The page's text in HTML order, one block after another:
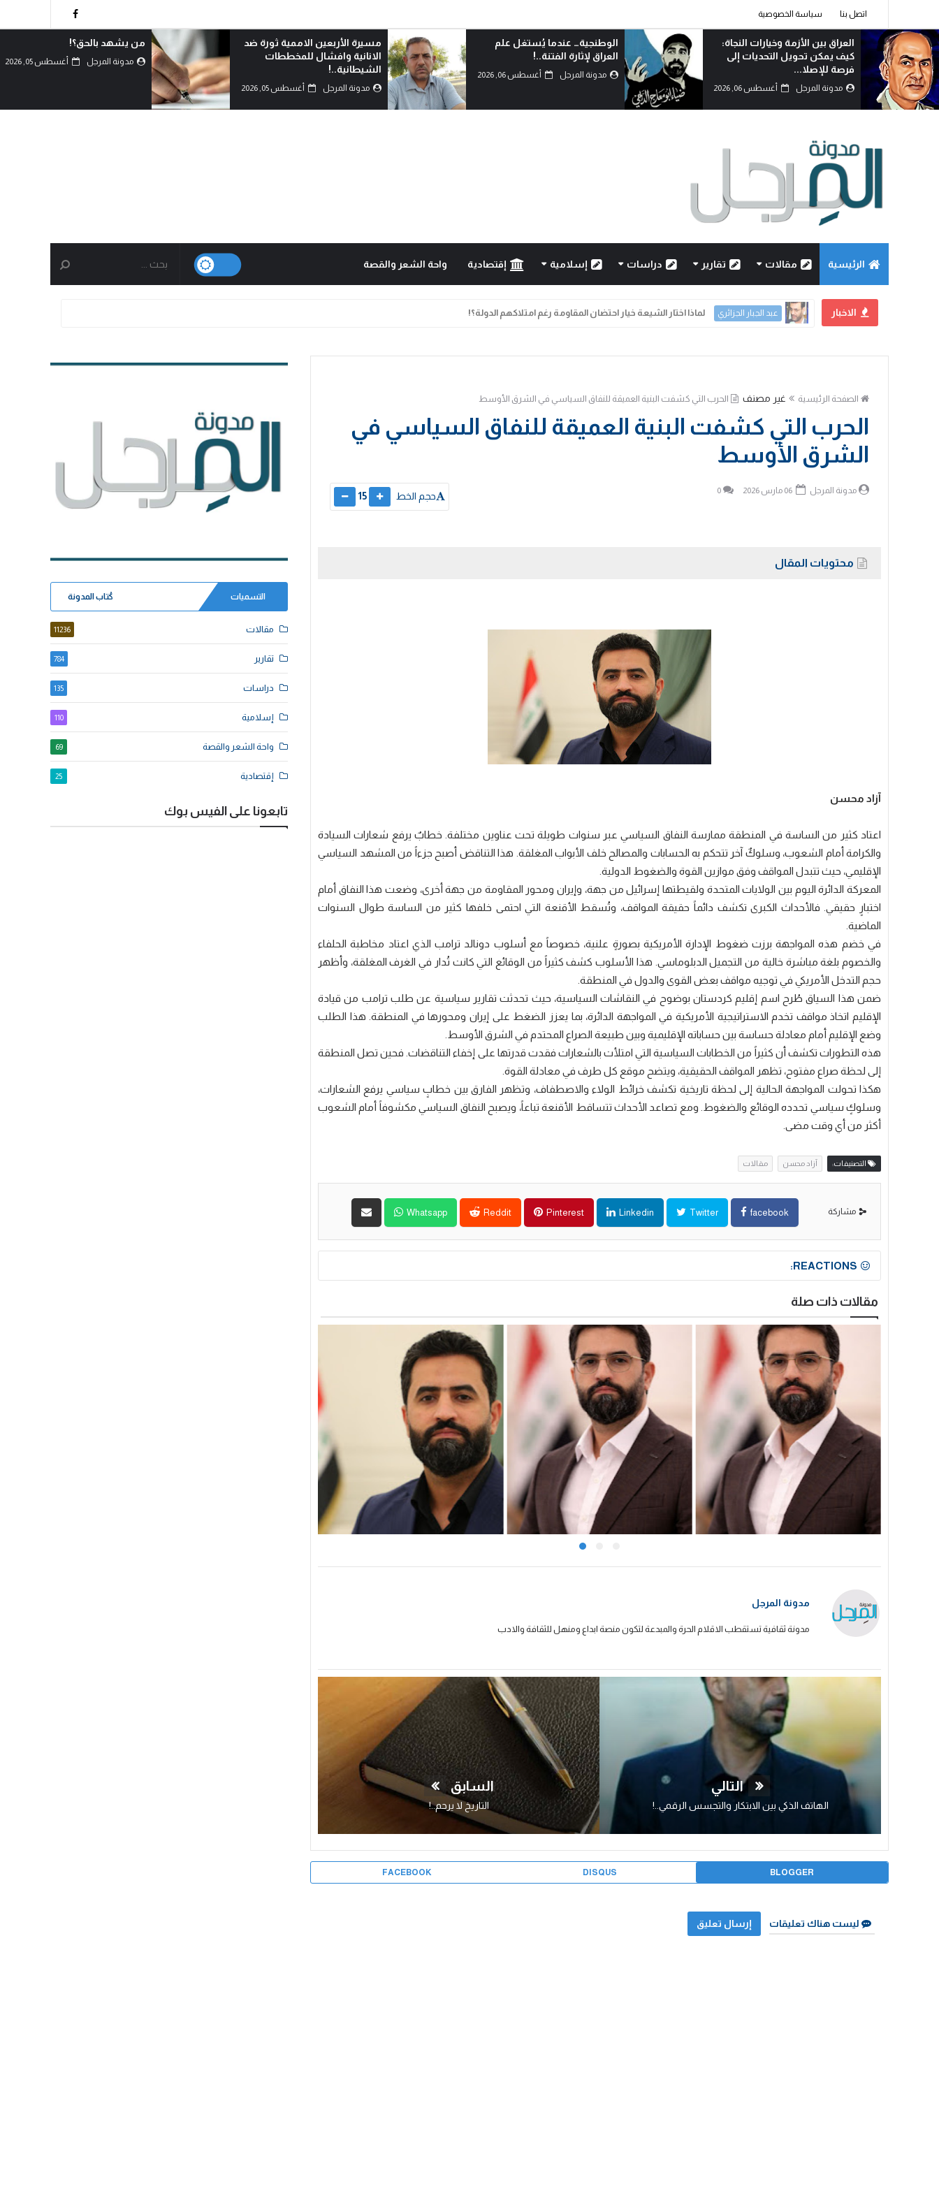
اتصل بنا سياسة الخصوصية
العراق بين الأزمة وخيارات النجاة:
كيف يمكن تحويل التحديات إلى
فرصة للإصلا...
مدونة المرجل أغسطس 06, 2026
الوطنجية… عندما يُستغل علم
العراق لإثارة الفتنة..!
مدونة المرجل أغسطس 06, 2026
مسيرة الأربعين الاممية ثورة ضد
الانانية وافشال للمخططات
الشيطانية..!
مدونة المرجل أغسطس 05, 2026
من يشهد بالحق؟!
مدونة المرجل أغسطس 05, 2026
الرئيسية مقالات تقارير دراسات إسلامية إقتصادية واحة الشعر والقصة
الاخبار د. محمود الهاشمي العراق بين الأزمة وخيارات النجاة: كيف يمكن تحويل التحديات إلى فرصة للإصلا...
الصفحة الرئيسية غير مصنف الحرب التي كشفت البنية العميقة للنفاق السياسي في الشرق الأوسط
الحرب التي كشفت البنية العميقة للنفاق السياسي في
الشرق الأوسط
مدونة المرجل 0 حجم الخط 15
محتويات المقال
آزاد محسن
اعتاد كثير من الساسة في المنطقة ممارسة النفاق السياسي عبر سنوات طويلة تحت عناوين مختلفة. خطابٌ يرفع شعارات السيادة
والكرامة أمام الشعوب، وسلوكٌ آخر تتحكم به الحسابات والمصالح خلف الأبواب المغلقة. هذا التناقض أصبح جزءاً من المشهد السياسي
الإقليمي، حيث تتبدل المواقف وفق موازين القوة والضغوط الدولية.
المعركة الدائرة اليوم بين الولايات المتحدة ولقيطتها إسرائيل من جهة، وإيران ومحور المقاومة من جهة أخرى، وضعت هذا النفاق أمام
اختبارٍ حقيقي. فالأحداث الكبرى تكشف دائماً حقيقة المواقف، وتُسقط الأقنعة التي احتمى خلفها كثير من الساسة طوال السنوات
الماضية.
في خضم هذه المواجهة برزت ضغوط الإدارة الأمريكية بصورةٍ علنية، خصوصاً مع أسلوب دونالد ترامب الذي اعتاد مخاطبة الحلفاء
والخصوم بلغة مباشرة خالية من التجميل الدبلوماسي. هذا الأسلوب كشف كثيراً من الوقائع التي كانت تُدار في الغرف المغلقة، وأظهر
حجم التدخل الأمريكي في توجيه مواقف بعض القوى والدول في المنطقة.
ضمن هذا السياق طُرح اسم إقليم كردستان بوضوح في النقاشات السياسية، حيث تحدثت تقارير سياسية عن طلب ترامب من قيادة
الإقليم اتخاذ مواقف تخدم الاستراتيجية الأمريكية في المواجهة الدائرة، بما يعزز الضغط على إيران ومحورها في المنطقة. هذا الطلب
وضع الإقليم أمام معادلة حساسة بين حساباته الإقليمية وبين طبيعة الصراع المحتدم في الشرق الأوسط.
هذه التطورات تكشف أن كثيراً من الخطابات السياسية التي امتلأت بالشعارات فقدت قدرتها على إخفاء التناقضات. فحين تصل المنطقة
إلى لحظة صراع مفتوح، تظهر المواقف الحقيقية، ويتضح موقع كل طرف في معادلة القوة.
هكذا تحولت المواجهة الحالية إلى لحظة تاريخية تكشف خرائط الولاء والاصطفاف، وتظهر الفارق بين خطابٍ سياسي يرفع الشعارات،
وسلوكٍ سياسي تحدده الوقائع والضغوط. ومع تصاعد الأحداث تتساقط الأقنعة تباعاً، ويصبح النفاق السياسي مكشوفاً أمام الشعوب
أكثر من أي وقت مضى.
التصنيفات: ‏آزاد محسن مقالات
مشاركة facebook
Twitter
Linkedin
Pinterest
Reddit
Whatsapp
REACTIONS:
مقالات ذات صلة
مدونة المرجل
مدونة ثقافية تستقطب الاقلام الحرة والمبدعة لتكون منصة ابداع ومنهل للثقافة والادب
التالي
الهاتف الذكي بين الابتكار والتجسس الرقمي..!
السابق
التاريخ لا يرحم..!
BLOGGER
DISQUS
FACEBOOK
ليست هناك تعليقات إرسال تعليق
التسميات كُتاب المدونة
مقالات 11236
تقارير 784
دراسات 135
إسلامية 110
واحة الشعر والقصة 69
إقتصادية 25
تابعونا على الفيس بوك